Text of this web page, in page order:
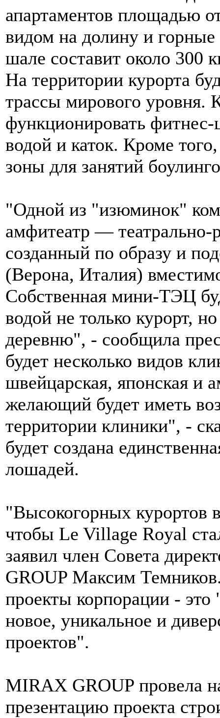
апартаментов площадью
видом на долину и
шале составит около 300
На территории курорта
трассы мирового уровня.
функционировать фитнес-
водой и каток. Кроме
зоны для занятий
"Одной из "изюминок"
амфитеатр — театрально-
созданный по образу и
(Верона, Италия)
Собственная мини-ТЭЦ
водой не только курорт,
деревню", - сообщила
будет несколько видов
швейцарская, японская и
желающий будет иметь
территории клиники", -
будет создана
лошадей.
"Высокогорных курортов
чтобы Le Village Royal
заявил член Совета
GROUP Максим
проекты корпорации - это
новое, уникальное и
проектов".
MIRAX GROUP провела
презентацию проекта